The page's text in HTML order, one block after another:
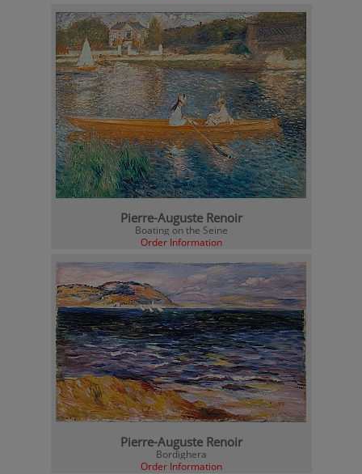
Pierre-Auguste Renoir
Boating on the Seine
Order Information
Pierre-Auguste Renoir
Bordighera
Order Information